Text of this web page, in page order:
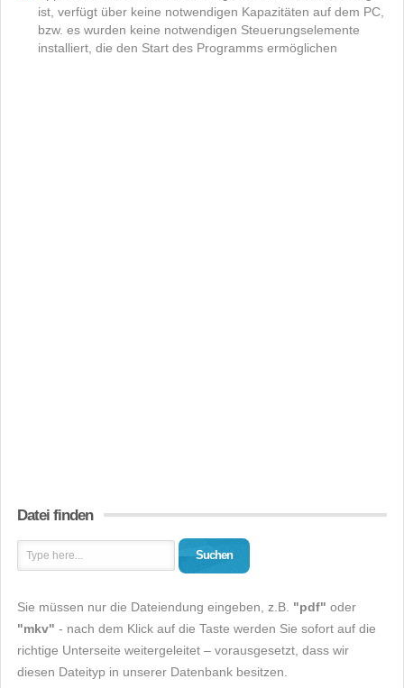
ist, verfügt über keine notwendigen Kapazitäten auf dem PC,
bzw. es wurden keine notwendigen Steuerungselemente
installiert, die den Start des Programms ermöglichen
Datei finden
Suchen
Sie müssen nur die Dateiendung eingeben, z.B. "pdf" oder
"mkv" - nach dem Klick auf die Taste werden Sie sofort auf die
richtige Unterseite weitergeleitet – vorausgesetzt, dass wir
diesen Dateityp in unserer Datenbank besitzen.